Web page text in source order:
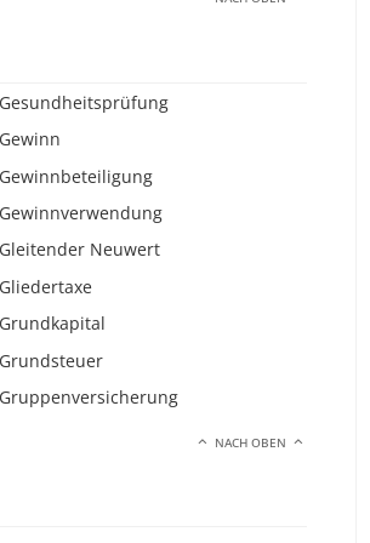
Gesundheitsprüfung
Gewinn
Gewinnbeteiligung
Gewinnverwendung
Gleitender Neuwert
Gliedertaxe
Grundkapital
Grundsteuer
Gruppenversicherung
NACH OBEN